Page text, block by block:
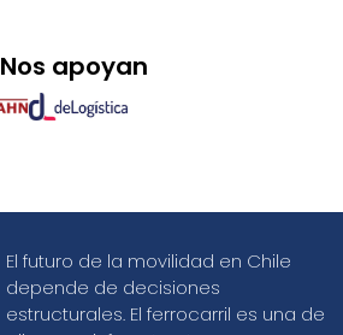
Nos apoyan
El futuro de la movilidad en Chile
depende de decisiones
estructurales. El ferrocarril es una de